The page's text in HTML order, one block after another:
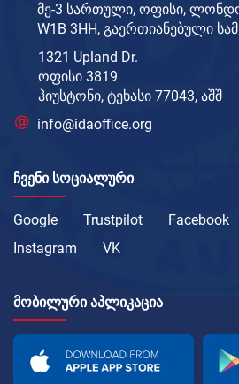
მე-3 სართული, ოფისი,
W1B 3HH, გაერთიანებული
1321 Upland Dr.
ოფისი 3819
ჰიუსტონი, ტეხასი 77043, აშშ
info@idaoffice.org
ᲩᲕᲔᲜᲘ ᲡᲝᲪᲘᲐᲚᲣᲠᲘ
Google Trustpilot Facebook
Instagram
VK
ᲛᲝᲑᲘᲚᲣᲠᲘ ᲐᲞᲚᲘᲙᲐᲪᲘᲐ